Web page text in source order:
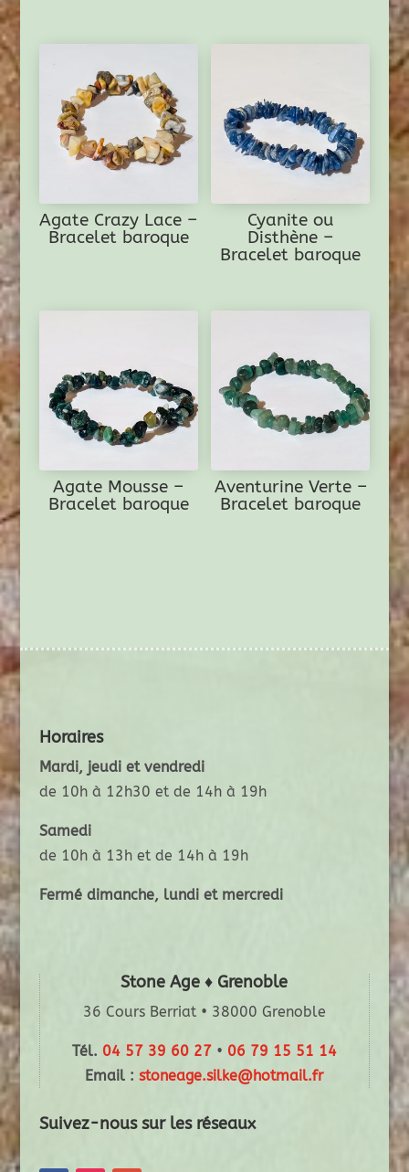
Agate Crazy Lace –
Bracelet baroque
Cyanite ou
Disthène –
Bracelet baroque
Agate Mousse –
Bracelet baroque
Aventurine Verte –
Bracelet baroque
Horaires
Mardi, jeudi et vendredi
de 10h à 12h30 et de 14h à 19h
Samedi
de 10h à 13h et de 14h à 19h
Fermé dimanche, lundi et mercredi
Stone Age ♦ Grenoble
36 Cours Berriat • 38000 Grenoble
Tél. 04 57 39 60 27• 06 79 15 51 14
Email : stoneage.silke@hotmail.fr
Suivez-nous sur les réseaux